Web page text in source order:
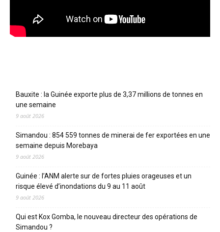
Bauxite : la Guinée exporte plus de 3,37 millions de tonnes en
une semaine
9 août 2026
Simandou : 854 559 tonnes de minerai de fer exportées en une
semaine depuis Morebaya
9 août 2026
Guinée : l’ANM alerte sur de fortes pluies orageuses et un
risque élevé d’inondations du 9 au 11 août
9 août 2026
Qui est Kox Gomba, le nouveau directeur des opérations de
Simandou ?